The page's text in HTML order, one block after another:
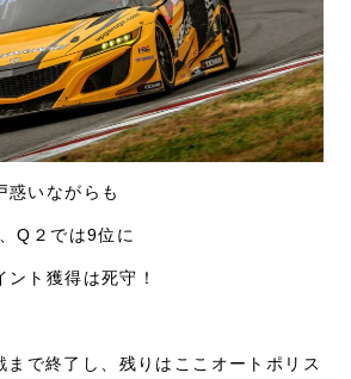
惑いながらも
Q２では9位に
ト獲得は死守！
で終了し、残りはここオートポリス